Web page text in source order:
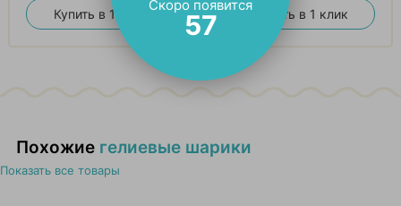
Купить в 1 клик Купить в 1 клик
Похожие гелиевые шарики
Показать все товары
Скоро появится
56